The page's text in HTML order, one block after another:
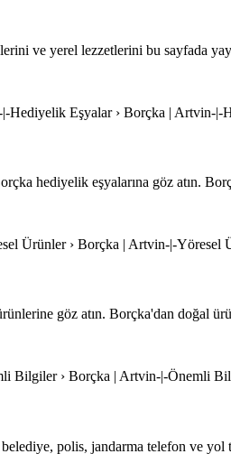
ve yerel lezzetlerini bu sayfada
Eşyalar › Borçka | Artvin-|-
hediyelik eşyalarına göz atın.
Ürünler › Borçka | Artvin-|-Yöresel
göz atın. Borçka'dan doğal
Bilgiler › Borçka | Artvin-|-Önemli
polis, jandarma telefon ve yol